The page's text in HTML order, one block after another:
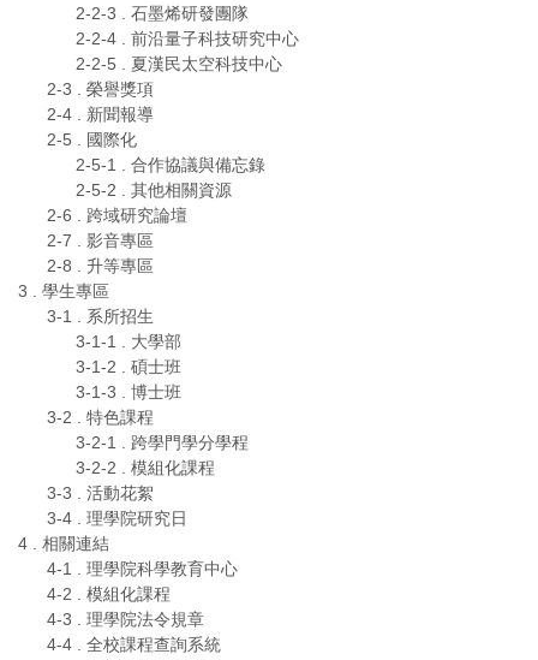
2-2-3 . 石墨烯研發團隊
2-2-4 . 前沿量子科技研究中心
2-2-5 . 夏漢民太空科技中心
2-3 . 榮譽獎項
2-4 . 新聞報導
2-5 . 國際化
2-5-1 . 合作協議與備忘錄
2-5-2 . 其他相關資源
2-6 . 跨域研究論壇
2-7 . 影音專區
2-8 . 升等專區
3 . 學生專區
3-1 . 系所招生
3-1-1 . 大學部
3-1-2 . 碩士班
3-1-3 . 博士班
3-2 . 特色課程
3-2-1 . 跨學門學分學程
3-2-2 . 模組化課程
3-3 . 活動花絮
3-4 . 理學院研究日
4 . 相關連結
4-1 . 理學院科學教育中心
4-2 . 模組化課程
4-3 . 理學院法令規章
4-4 . 全校課程查詢系統